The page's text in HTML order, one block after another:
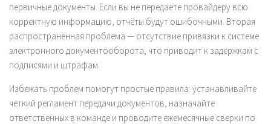
первичные документы. Если вы не передаёте провайдеру всю
корректную информацию, отчёты будут ошибочными. Вторая
распространённая проблема — отсутствие привязки к системе
электронного документооборота, что приводит к задержкам с
подписями и штрафам.
Избежать проблем помогут простые правила: устанавливайте
четкий регламент передачи документов, назначайте
ответственных в команде и проводите ежемесячные сверки по